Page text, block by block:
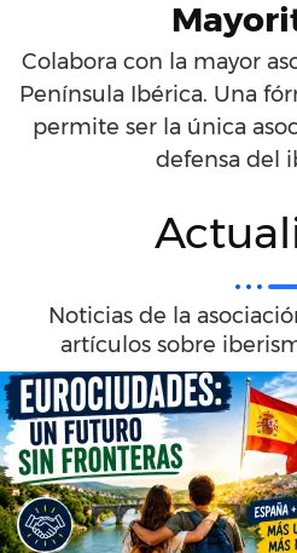
Colabora con la mayor
Península Ibérica. Una
permite ser la única
defensa del
Noticias de la
artículos sobre